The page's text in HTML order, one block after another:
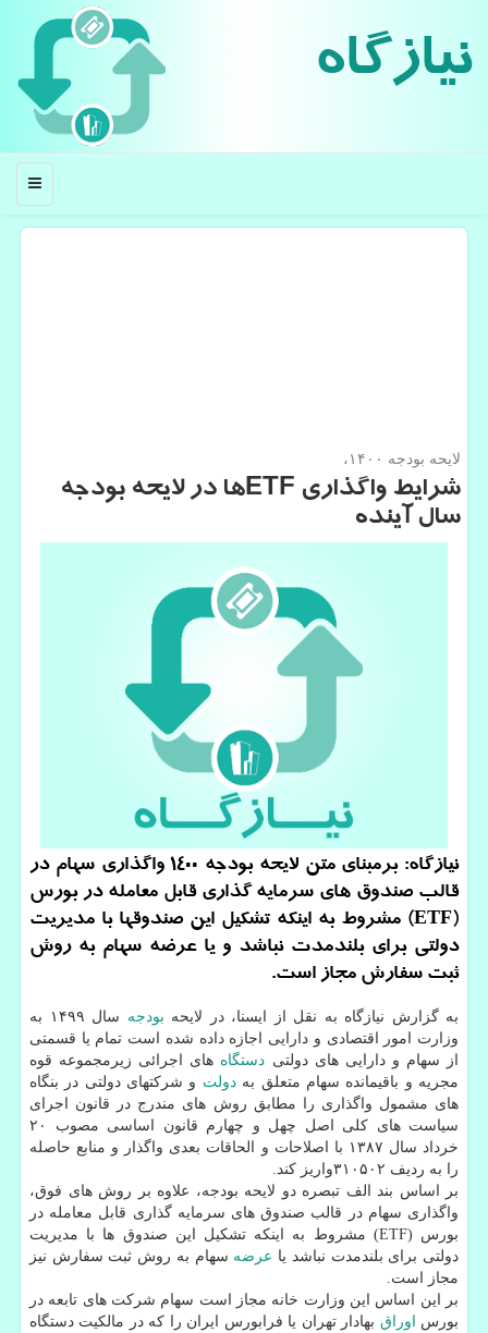
نیازگاه
منو
لایحه بودجه ۱۴۰۰،
شرایط واگذاری ETFها در لایحه بودجه
سال آینده
نیازگاه: برمبنای متن لایحه بودجه 1400 واگذاری سهام در
قالب صندوق های سرمایه گذاری قابل معامله در بورس
(ETF) مشروط به اینكه تشكیل این صندوقها با مدیریت
دولتی برای بلندمدت نباشد و یا عرضه سهام به روش
ثبت سفارش مجاز است.
به گزارش نیازگاه به نقل از ایسنا، در لایحه بودجه
سال ۱۴۹۹ به
وزارت امور اقتصادی و دارایی اجازه داده شده است تمام یا قسمتی
از سهام و دارایی های دولتی دستگاه های اجرائی زیرمجموعه قوه
مجریه و باقیمانده سهام متعلق بهدولت و شرکتهای دولتی در بنگاه
های مشمول واگذاری را مطابق روش های مندرج در قانون اجرای
سیاست های کلی اصل چهل و چهارم قانون اساسی مصوب ۲۰
خرداد سال ۱۳۸۷ با اصلاحات و الحاقات بعدی واگذار و منابع حاصله
را به ردیف ۳۱۰۵۰۲واریز کند.
بر اساس بند الف تبصره دو لایحه بودجه، علاوه بر روش های فوق،
واگذاری سهام در قالب صندوق های سرمایه گذاری قابل معامله در
بورس (ETF) مشروط به اینکه تشکیل این صندوق ها با مدیریت
دولتی برای بلندمدت نباشد یا عرضه سهام به روش ثبت سفارش نیز
مجاز است.
بر این اساس این وزارت خانه مجاز است سهام شرکت های تابعه در
بورس
اوراق بهادار تهران یا فرابورس ایران را که در مالکیت دستگاه